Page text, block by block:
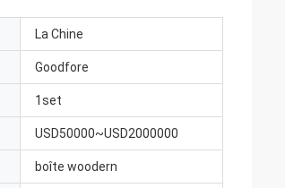
La Chine
Goodfore
1set
USD50000~USD2000000
boîte woodern